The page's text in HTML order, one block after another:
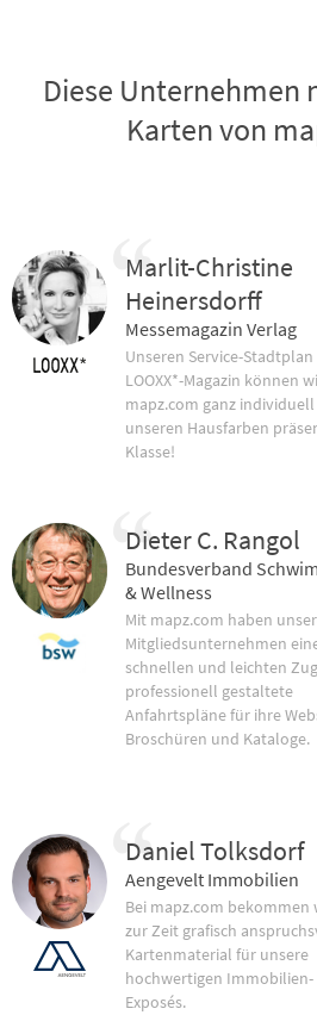
Diese Unternehmen
Karten von
Marlit-Christine
Heinersdorff
Messemagazin Verlag
Unseren Service-Stadtplan
LOOXX*-Magazin können
mapz.com ganz individuell
unseren Hausfarben
Klasse!
Dieter C. Rangol
Bundesverband
& Wellness
Mit mapz.com haben
Mitgliedsunternehmen
schnellen und leichten
professionell gestaltete
Anfahrtspläne für ihre
Broschüren und Kataloge.
Daniel Tolksdorf
Aengevelt Immobilien
Bei mapz.com bekommen
zur Zeit grafisch
Kartenmaterial für unsere
hochwertigen Immobilien-
Exposés.